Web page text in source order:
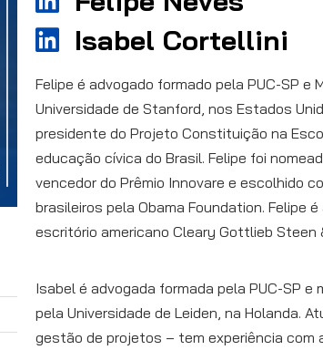
Isabel Cortellini
Felipe é advogado formado pela PUC-SP e
Universidade de Stanford, nos Estados
presidente do Projeto Constituição na
educação cívica do Brasil. Felipe foi
vencedor do Prêmio Innovare e escolhido
brasileiros pela Obama Foundation. Felipe
escritório americano Cleary Gottlieb Steen
Isabel é advogada formada pela PUC-SP
pela Universidade de Leiden, na Holanda.
gestão de projetos – tem experiência com